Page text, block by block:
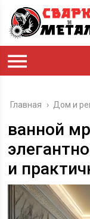
Главная › Дом и
ванной
и